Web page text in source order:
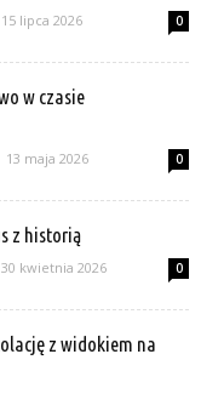
15 lipca 2026 0
w czasie
13 maja 2026 0
z historią
30 kwietnia 2026 0
z widokiem na